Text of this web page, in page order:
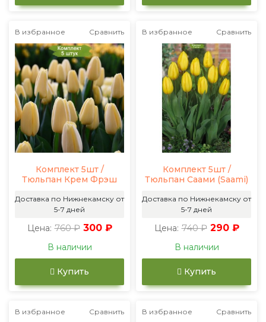
В избранное Сравнить
Комплект 5шт /
Тюльпан Крем Фрэш
Доставка по Нижнекамску от
5-7 дней
Цена: 760 ₽ 300 ₽
В наличии
Купить
В избранное Сравнить
Комплект 5шт /
Тюльпан Саами (Saami)
Доставка по Нижнекамску от
5-7 дней
Цена: 740 ₽ 290 ₽
В наличии
Купить
В избранное Сравнить В избранное Сравнить